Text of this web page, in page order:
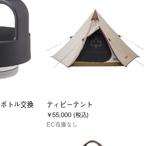
トル交換
ティピーテント
￥55,000 (税込)
EC在庫なし